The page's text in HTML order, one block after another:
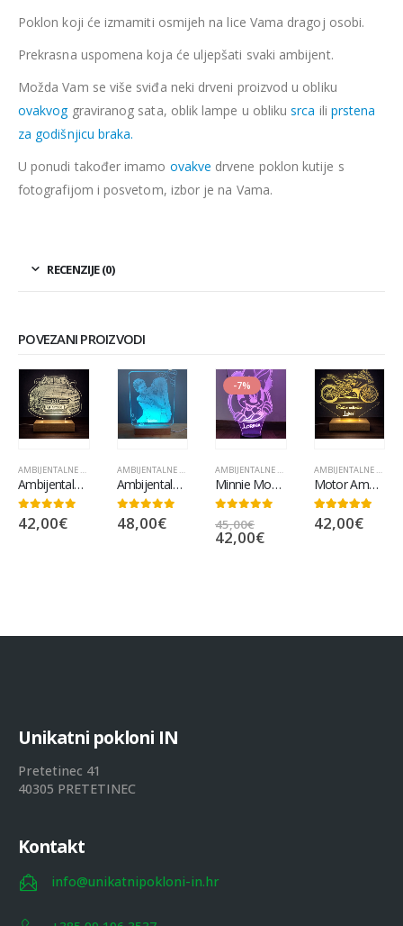
Poklon koji će izmamiti osmijeh na lice Vama dragoj osobi.
Prekrasna uspomena koja će uljepšati svaki ambijent.
Možda Vam se više sviđa neki drveni proizvod u obliku
ovakvoggraviranog sata, oblik lampe u oblikusrca ili prstena
za godišnjicu braka.
U ponudi također imamo ovakve drvene poklon kutije s
fotografijom i posvetom, izbor je na Vama.
RECENZIJE (0)
POVEZANI PROIZVODI
Ambijentalna lampa auto
0out of 5
42,00€
POPULARNO,RAZNO
Ambijentalna Lampa Ljubav
0out of 5
48,00€
-7%
POPULARNO
Minnie Mouse ambijentalna lampa
45,00€
42,00€
Motor Ambijentalna Lampa
5.00 out of 5
42,00€
Unikatni pokloni IN
Pretetinec 41
40305 PRETETINEC
Kontakt
info@unikatnipokloni-in.hr